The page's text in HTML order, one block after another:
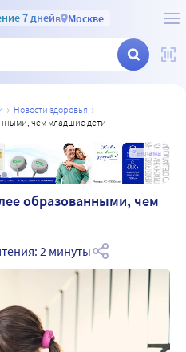
7 днейв Москве
новости здоровья
чем младшие дети
Реклама
образованными, чем
2 минуты